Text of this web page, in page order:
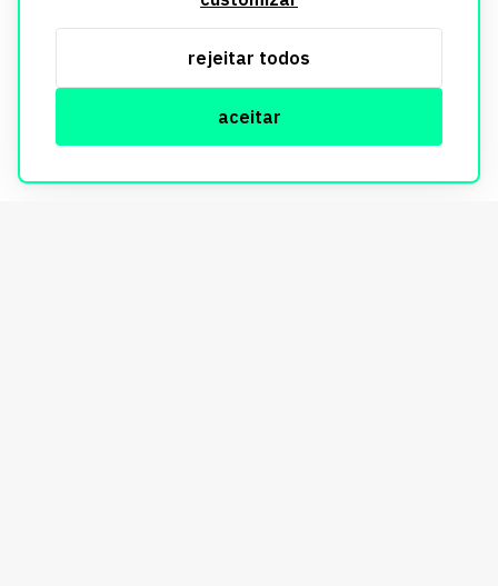
rejeitar todos
aceitar
utilizados exclusivamente para fins de aprimoramento de
informações, consulte nossa Política de Privacidade.
© Copyright Imobi Report. Todos os direitos reservados.
Política de privacidade
mobister